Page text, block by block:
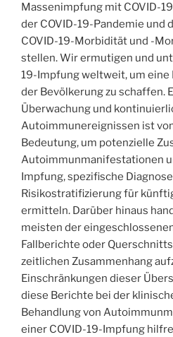
Massenimpfung mit COVID-
der COVID-19-Pandemie und
COVID-19-Morbidität und -
stellen. Wir ermutigen und
19-Impfung weltweit, um
der Bevölkerung zu schaffen.
Überwachung und
Autoimmunereignissen ist
Bedeutung, um potenzielle
Autoimmunmanifestationen
Impfung, spezifische
Risikostratifizierung für
ermitteln. Darüber hinaus
meisten der
Fallberichte oder
zeitlichen Zusammenhang
Einschränkungen dieser
diese Berichte bei der
Behandlung von
einer COVID-19-Impfung